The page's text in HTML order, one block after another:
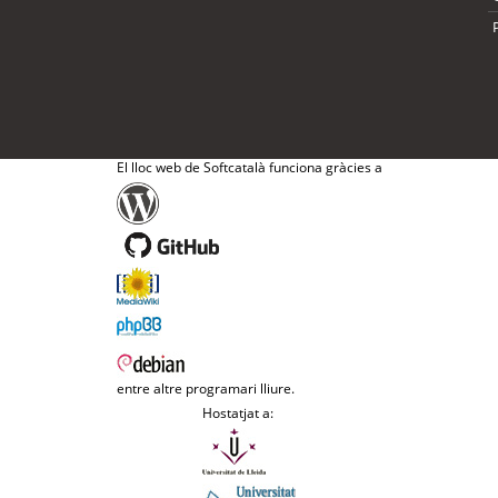
El lloc web de Softcatalà funciona gràcies a
entre altre programari lliure.
Hostatjat a: